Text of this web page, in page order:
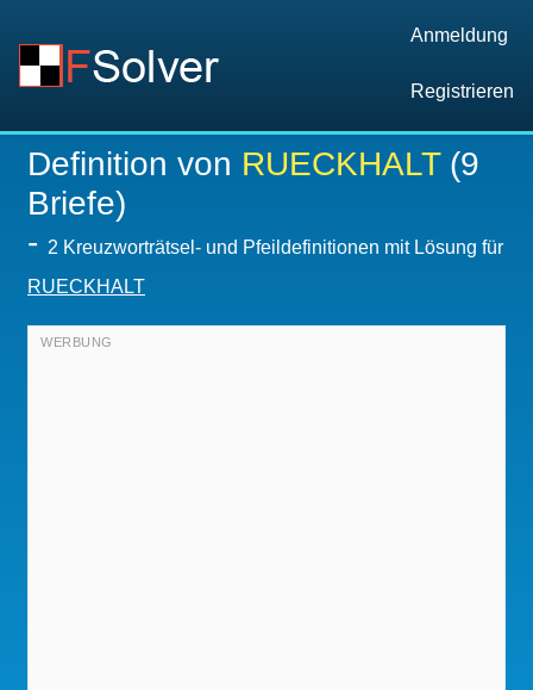
Anmeldung
Registrieren
Definition von RUECKHALT(9
Briefe)
- 2 Kreuzworträtsel- und Pfeildefinitionen mit Lösung für
RUECKHALT